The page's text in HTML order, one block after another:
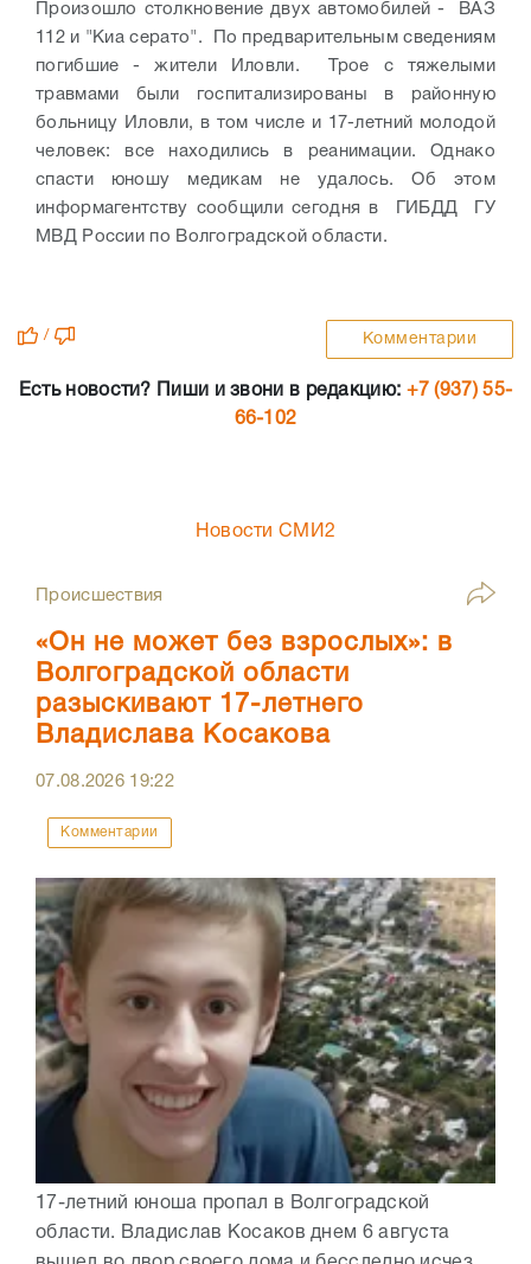
Произошло столкновение двух автомобилей - ВАЗ
112 и "Киа серато". По предварительным сведениям
погибшие - жители Иловли. Трое с тяжелыми
травмами были госпитализированы в районную
больницу Иловли, в том числе и 17-летний молодой
человек: все находились в реанимации. Однако
спасти юношу медикам не удалось. Об этом
информагентству сообщили сегодня в ГИБДД ГУ
МВД России по Волгоградской области.
/ Комментарии
Есть новости? Пиши и звони в редакцию: +7 (937) 55-
66-102
Новости СМИ2
Происшествия
«Он не может без взрослых»: в
Волгоградской области
разыскивают 17-летнего
Владислава Косакова
07.08.2026 19:22
Комментарии
17-летний юноша пропал в Волгоградской
области. Владислав Косаков днем 6 августа